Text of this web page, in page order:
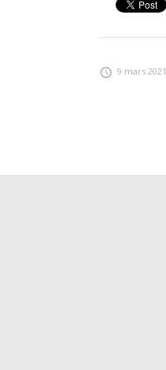
9 mars 2021